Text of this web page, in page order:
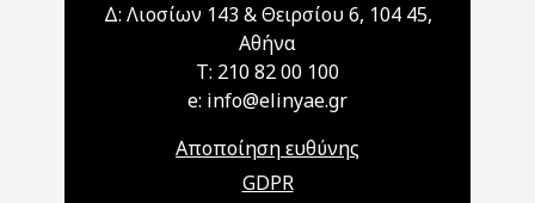
Δ: Λιοσίων 143 & Θειρσίου 6, 104 45,
Αθήνα
T: 210 82 00 100
e: info@elinyae.gr
Αποποίηση ευθύνης
GDPR